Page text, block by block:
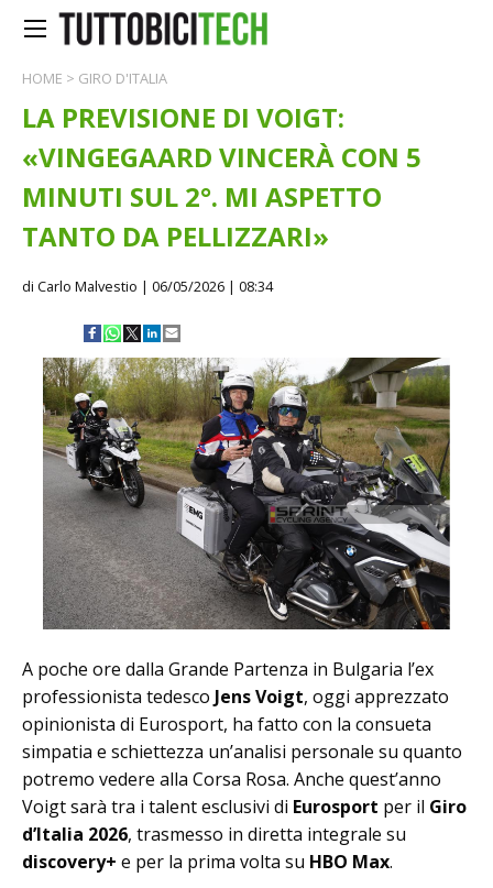
HOME > GIRO D'ITALIA
LA PREVISIONE DI VOIGT:
«VINGEGAARD VINCERÀ CON 5
MINUTI SUL 2°. MI ASPETTO
TANTO DA PELLIZZARI»
di Carlo Malvestio | 06/05/2026 | 08:34
A poche ore dalla Grande Partenza in Bulgaria l’ex
professionista tedesco Jens Voigt, oggi apprezzato
opinionista di Eurosport, ha fatto con la consueta
simpatia e schiettezza un’analisi personale su quanto
potremo vedere alla Corsa Rosa. Anche quest’anno
Voigt sarà tra i talent esclusivi di Eurosport per il Giro
d’Italia 2026, trasmesso in diretta integrale su
discovery+ e per la prima volta su HBO Max.